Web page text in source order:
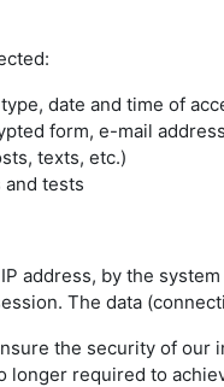
date and time of
form, e-mail
texts, etc.)
tests
address, by the
The data
the security of
longer required to